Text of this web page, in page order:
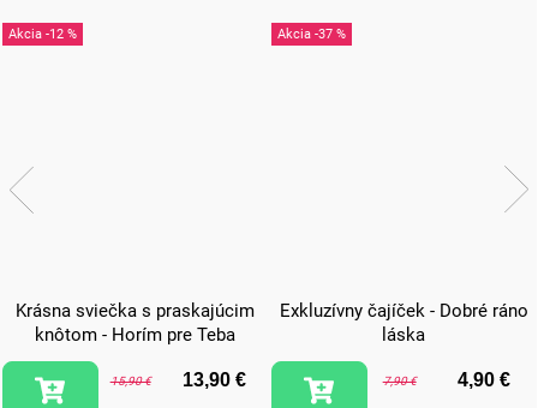
-12 %
Krásna sviečka s praskajúcim
knôtom - Horím pre Teba
15,90 € 13,90 €
-37 %
Exkluzívny čajíček - Dobré ráno
láska
7,90 € 4,90 €